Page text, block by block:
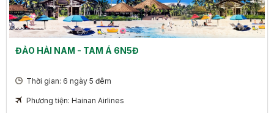
ĐẢO HẢI NAM - TAM Á 6N5Đ
Thời gian: 6 ngày 5 đêm
Phương tiện: Hainan Airlines